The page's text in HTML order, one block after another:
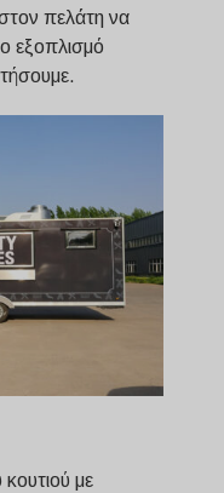
πελάτη να
εξοπλισμό
κουτιού με